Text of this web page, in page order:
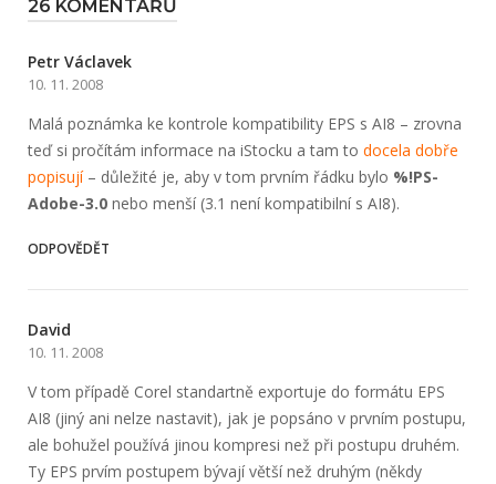
26 KOMENTÁŘŮ
Petr Václavek
10. 11. 2008
Malá poznámka ke kontrole kompatibility EPS s AI8 – zrovna
teď si pročítám informace na iStocku a tam to docela dobře
popisují– důležité je, aby v tom prvním řádku bylo %!PS-
Adobe-3.0 nebo menší (3.1 není kompatibilní s AI8).
ODPOVĚDĚT
David
10. 11. 2008
V tom případě Corel standartně exportuje do formátu EPS
AI8 (jiný ani nelze nastavit), jak je popsáno v prvním postupu,
ale bohužel používá jinou kompresi než při postupu druhém.
Ty EPS prvím postupem bývají větší než druhým (někdy